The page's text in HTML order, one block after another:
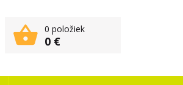
0 položiek
0 €